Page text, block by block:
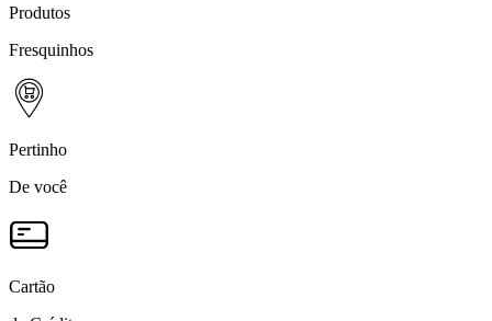
Produtos
Fresquinhos
Pertinho
De você
Cartão